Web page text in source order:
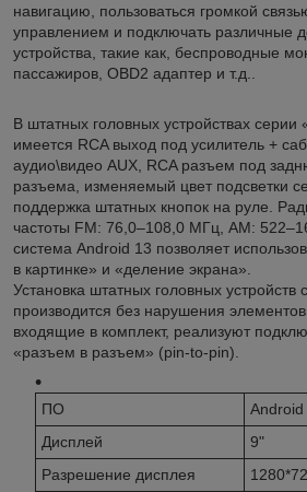
навигацию, пользоваться громкой
управлением и подключать различные
устройства, такие как, беспроводные
пассажиров, OBD2 адаптер и т.д..
В штатных головных устройствах серии
имеется RCA выход под усилитель +
аудио\видео AUX, RCA разъем под
разъема, изменяемый цвет подсветки
поддержка штатных кнопок на руле.
частоты FM: 76,0–108,0 МГц, AM:
система Android 13 позволяет
в картинке» и «деление экрана».
Установка штатных головных устройств
производится без нарушения
входящие в комплект, реализуют
«разъем в разъем» (pin-to-pin).
ПО
Android
Дисплей
9"
Разрешение дисплея